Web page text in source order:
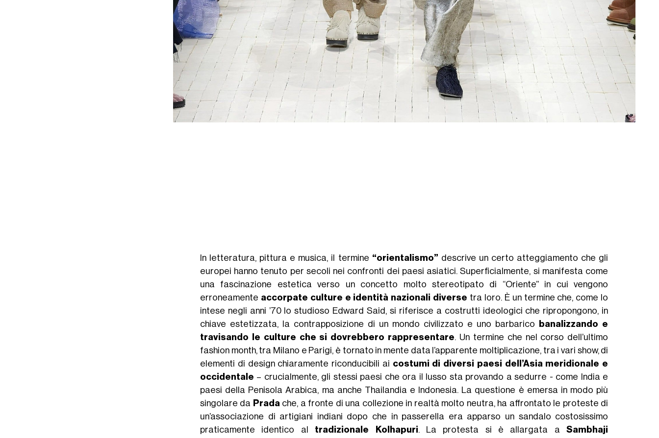
In letteratura, pittura e musica, il termine “orientalismo” descrive un certo atteggiamento che gli
europei hanno tenuto per secoli nei confronti dei paesi asiatici. Superficialmente, si manifesta come
una fascinazione estetica verso un concetto molto stereotipato di “Oriente” in cui vengono
erroneamente accorpate culture e identità nazionali diverse tra loro. È un termine che, come lo
intese negli anni ’70 lo studioso Edward Said, si riferisce a costrutti ideologici che ripropongono, in
chiave estetizzata, la contrapposizione di un mondo civilizzato e uno barbarico
banalizzando e
travisando le culture che si dovrebbero rappresentare. Un termine che nel corso dell’ultimo
fashion month, tra Milano e Parigi, è tornato in mente data l’apparente moltiplicazione, tra i vari show, di
elementi di design chiaramente riconducibili ai costumi di diversi paesi dell’Asia meridionale e
occidentale – crucialmente, gli stessi paesi che ora il lusso sta provando a sedurre - come India e
paesi della Penisola Arabica, ma anche Thailandia e Indonesia. La questione è emersa in modo più
singolare da Prada che, a fronte di una collezione in realtà molto neutra, ha affrontato le proteste di
un’associazione di artigiani indiani dopo che in passerella era apparso un sandalo costosissimo
praticamente identico al
tradizionale Kolhapuri. La protesta si è allargata aSambhaji